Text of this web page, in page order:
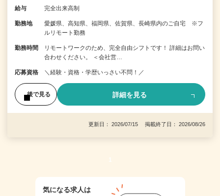
給与 完全出来高制
勤務地
愛媛県、高知県、福岡県、佐賀県、長崎県内のご自宅 ※フ
ルリモート勤務
勤務時間
リモートワークのため、完全自由シフトです！ 詳細はお問い
合わせください。 ＜会社営…
応募資格 ＼経験・資格・学歴いっさい不問！／
後で見る 詳細を見る
更新日： 2026/07/15 掲載終了日： 2026/08/26
1
気になる求人は